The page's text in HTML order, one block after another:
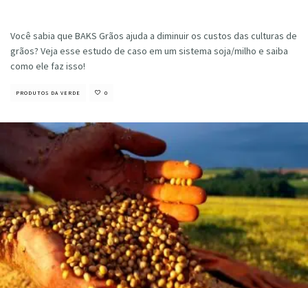
Você sabia que BAKS Grãos ajuda a diminuir os custos das culturas de
grãos? Veja esse estudo de caso em um sistema soja/milho e saiba
como ele faz isso!
PRODUTOS DA VERDE 0